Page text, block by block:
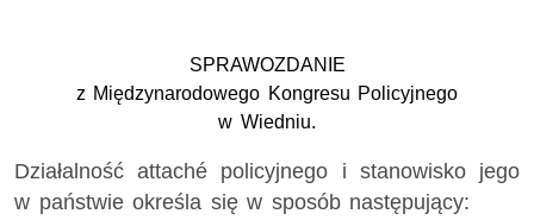
SPRAWOZDANIE
z Międzynarodowego Kongresu Policyjnego
w Wiedniu.
Działalność attaché policyjnego i stanowisko jego
w państwie określa się w sposób następujący: